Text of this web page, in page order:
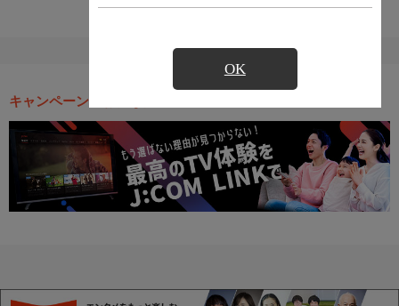
OK
キャンペーン・お得な情報